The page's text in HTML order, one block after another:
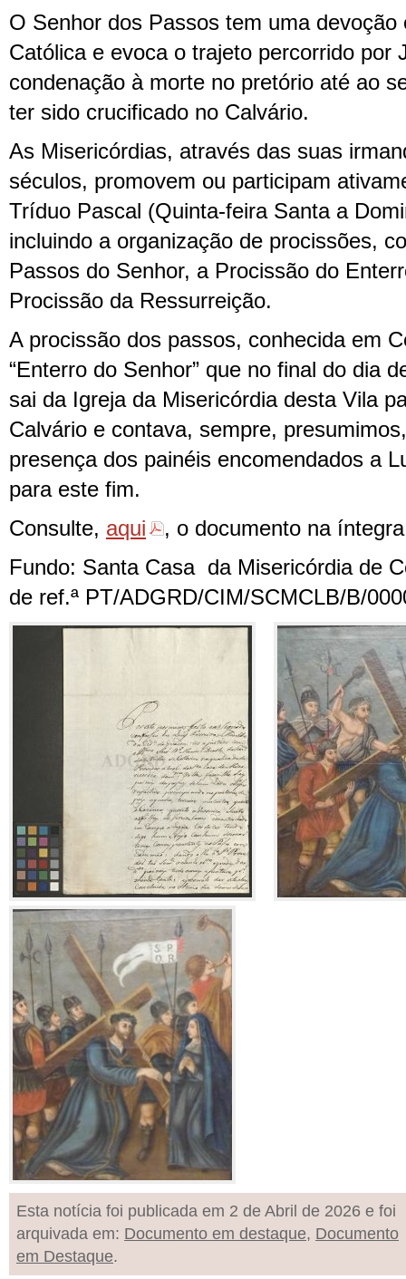
O Senhor dos Passos tem uma devoção
Católica e evoca o trajeto percorrido por
condenação à morte no pretório até ao
ter sido crucificado no Calvário.
As Misericórdias, através das suas
séculos, promovem ou participam
Tríduo Pascal (Quinta-feira Santa a
incluindo a organização de procissões,
Passos do Senhor, a Procissão do
Procissão da Ressurreição.
A procissão dos passos, conhecida em
“Enterro do Senhor” que no final do dia
sai da Igreja da Misericórdia desta Vila
Calvário e contava, sempre,
presença dos painéis encomendados a
para este fim.
Consulte, aqui
, o documento na
Fundo: Santa Casa da Misericórdia de
de ref.ª PT/ADGRD/CIM/SCMCLB/B/
Esta notícia foi publicada em 2 de Abril de 2026 e foi
arquivada em: Documento em destaque, Documento
em Destaque.